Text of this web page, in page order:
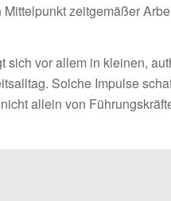
zeitgemäßer
sich vor allem in kleinen,
Solche Impulse
allein von